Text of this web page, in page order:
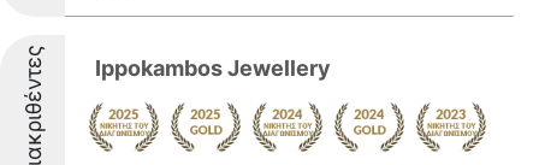
Διακριθέντες Ippokambos Jewellery